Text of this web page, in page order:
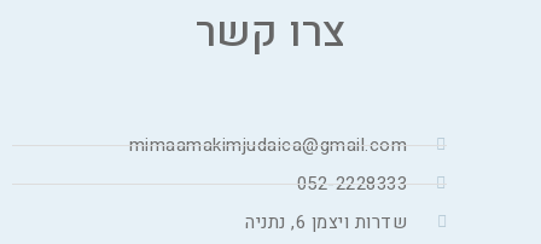
צרו קשר
mimaamakimjudaica@gmail.com
052-2228333
שדרות ויצמן 6, נתניה